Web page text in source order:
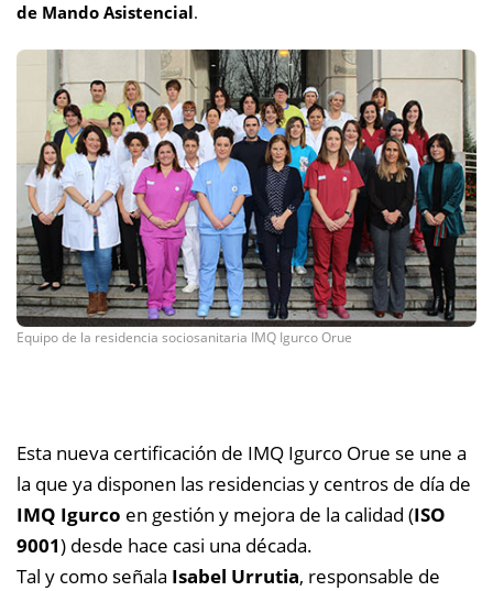
de Mando Asistencial.
Equipo de la residencia sociosanitaria IMQ Igurco Orue
Esta nueva certificación de IMQ Igurco Orue se une a
la que ya disponen las residencias y centros de día de
IMQ Igurco en gestión y mejora de la calidad (ISO
9001) desde hace casi una década.
Tal y como señala Isabel Urrutia, responsable de